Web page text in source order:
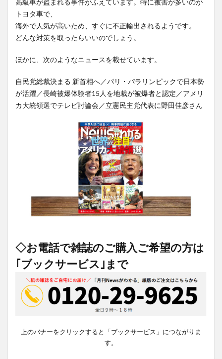
トヨタ車で、
海外で人気が高いため、すぐに不正輸出されるようです。
どんな対策を取ったらいいのでしょう。
ほかに、次のようなニュースを載せています。
自民党総裁決まる 新首相へ／パリ・パラリンピックで日本勢
が活躍／長崎被爆体験者15人を地裁が被爆者と認定／アメリ
カ大統領選でテレビ討論会／立憲民主党代表に野田佳彦さん
◇お電話で雑誌のご購入ご希望の方は
｢ブックサービス｣まで
上のバナーをクリックすると「ブックサービス」につながりま
す。